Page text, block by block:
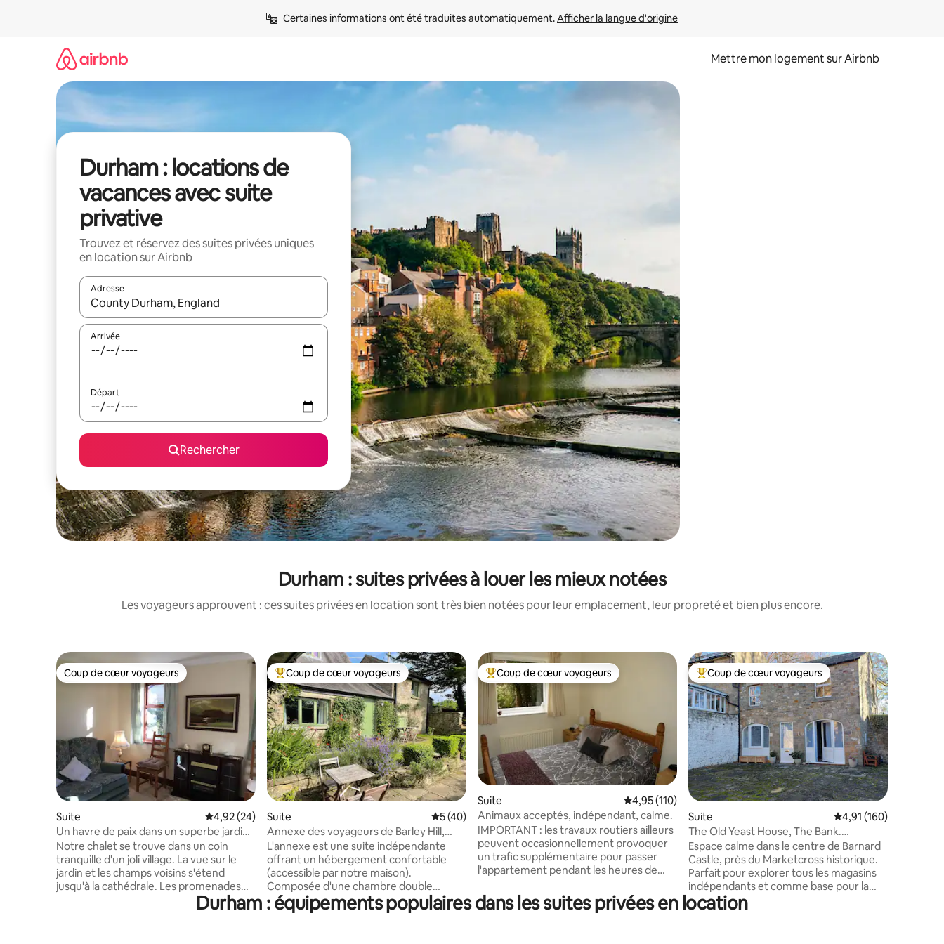
Certaines informations ont été traduites automatiquement. Afficher la langue d'origine
Mettre mon logement sur Airbnb
Durham : locations de
vacances avec suite
privative
Trouvez et réservez des suites privées uniques
en location sur Airbnb
Adresse
Lorsque les résultats s'affichent, utilisez les flèches vers le haut et vers le bas pour les parcourir ou en appuyant et en faisant glisser.
Arrivée
Départ
Rechercher
Durham : suites privées à louer les mieux notées
Les voyageurs approuvent : ces suites privées en location sont très bien notées pour leur emplacement, leur propreté et bien plus encore.
Coup de cœur voyageurs
Coup de cœur voyageurs
Suite Évaluation moyenne sur la base de 24 commentaires : 4,92 sur 5
4,92 (24)
Un havre de paix dans un superbe jardin,
dans un beau village
Notre chalet se trouve dans un coin
tranquille d'un joli village. La vue sur le
jardin et les champs voisins s'étend
jusqu'à la cathédrale. Les promenades
directement à partir d'ici passent par de
beaux bois à travers les champs pour
Coups de cœur voyageurs les plus appréciés
Coup de cœur voyageurs
Suite Évaluation moyenne sur la base de 40 commentaires : 5 sur 5
5 (40)
Annexe des voyageurs de Barley Hill,
Northumberland.
L'annexe est une suite indépendante
offrant un hébergement confortable
(accessible par notre maison).
Composée d'une chambre double
lumineuse avec WC privatif, d'un coin
salon, d'une kitchenette (mini-
Coups de cœur voyageurs les plus appréciés
Coup de cœur voyageurs
Suite Évaluation moyenne sur la base de 110 commentaires : 4,95 sur 5
4,95 (110)
Animaux acceptés, indépendant, calme.
IMPORTANT : les travaux routiers ailleurs
peuvent occasionnellement provoquer
un trafic supplémentaire pour passer
l'appartement pendant les heures de
agréable et calme ici pendant la nuit.
Cathédrale, château ou musée oriental ?
Coups de cœur voyageurs les plus appréciés
Coup de cœur voyageurs
Suite Évaluation moyenne
4,91 (160)
The Old Yeast House, The Bank.
Emplacement central !
Espace calme dans le centre de Barnard
Castle, près du Marketcross historique.
Parfait pour explorer tous les magasins
indépendants et comme base pour la
marche et le vélo à Teesdale. Nous
fournissons une kitchenette pour
Durham : équipements populaires dans les suites privées en location